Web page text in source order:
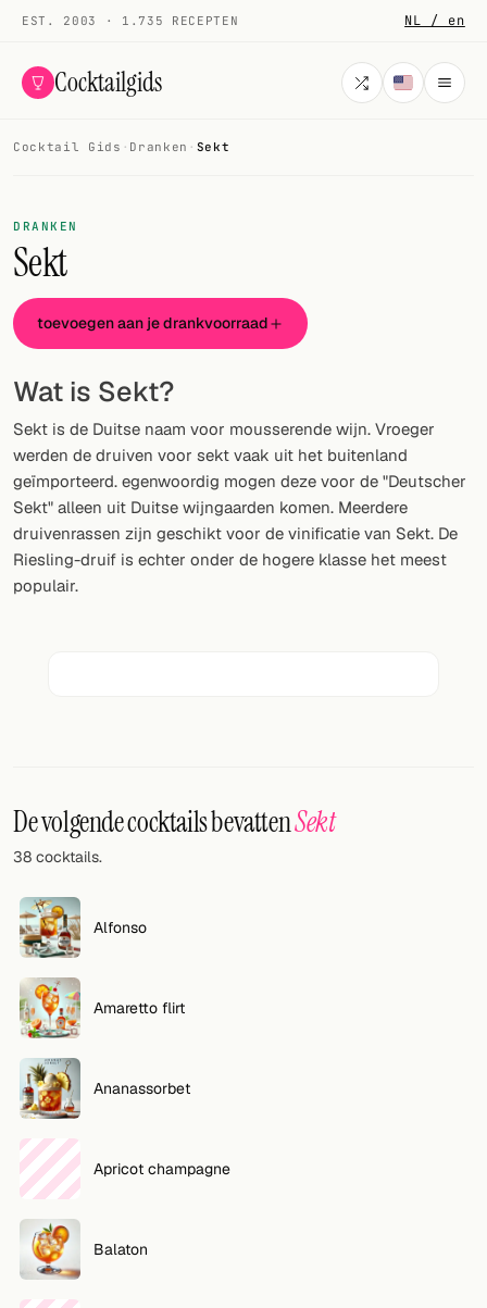
EST. 2003 · 1.735 RECEPTEN NL / en
Cocktailgids
Alle cocktails
Smoothies
Alcoholvrij
Mijn drank
Galerij
Willekeurig drankje
Voeg hier uw eigen cocktail of smoothie toe.
BAR
Cocktail bar
Links
VOLG
Twitter
Facebook
RSS
Cocktail app
Cocktail Gids · Dranken · Sekt
DRANKEN
Sekt
toevoegen aan je drankvoorraad
Wat is Sekt?
Sekt is de Duitse naam voor mousserende wijn. Vroeger
werden de druiven voor sekt vaak uit het buitenland
geïmporteerd. egenwoordig mogen deze voor de "Deutscher
Sekt" alleen uit Duitse wijngaarden komen. Meerdere
druivenrassen zijn geschikt voor de vinificatie van Sekt. De
Riesling-druif is echter onder de hogere klasse het meest
populair.
De volgende cocktails bevattenSekt
38 cocktails.
Alfonso
Amaretto flirt
Ananassorbet
Apricot champagne
Balaton